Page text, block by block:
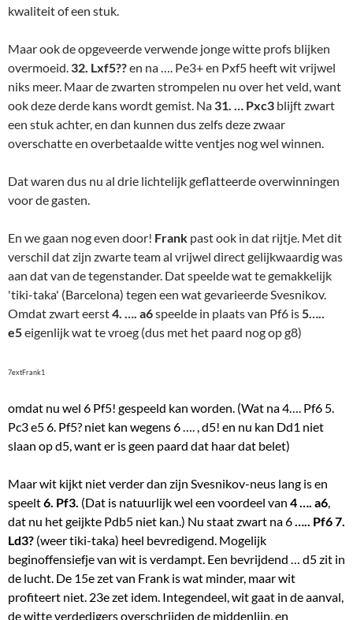
kwaliteit of een stuk.
Maar ook de opgeveerde verwende jonge witte profs blijken
overmoeid. 32. Lxf5??en na …. Pe3+ en Pxf5 heeft wit vrijwel
niks meer. Maar de zwarten strompelen nu over het veld, want
ook deze derde kans wordt gemist. Na 31. … Pxc3 blijft zwart
een stuk achter, en dan kunnen dus zelfs deze zwaar
overschatte en overbetaalde witte ventjes nog wel winnen.
Dat waren dus nu al drie lichtelijk geflatteerde overwinningen
voor de gasten.
En we gaan nog even door! Frank past ook in dat rijtje. Met dit
verschil dat zijn zwarte team al vrijwel direct gelijkwaardig was
aan dat van de tegenstander. Dat speelde wat te gemakkelijk
'tiki-taka' (Barcelona) tegen een wat gevarieerde Svesnikov.
Omdat zwart eerst4. …. a6speelde in plaats van Pf6 is5…..
e5eigenlijk wat te vroeg (dus met het paard nog op g8)
7extFrank1
omdat nu wel 6 Pf5! gespeeld kan worden. (Wat na 4…. Pf6 5.
Pc3 e5 6. Pf5? niet kan wegens 6 …. , d5! en nu kan Dd1 niet
slaan op d5, want er is geen paard dat haar dat belet)
Maar wit kijkt niet verder dan zijn Svesnikov-neus lang is en
speelt6. Pf3. (Dat is natuurlijk wel een voordeel van 4 …. a6,
dat nu het geijkte Pdb5 niet kan.) Nu staat zwart na 6….. Pf6 7.
Ld3? (weer tiki-taka) heel bevredigend. Mogelijk
beginoffensiefje van wit is verdampt. Een bevrijdend … d5 zit in
de lucht. De 15e zet van Frank is wat minder, maar wit
profiteert niet. 23e zet idem. Integendeel, wit gaat in de aanval,
de witte verdedigers overschrijden de middenlijn, en